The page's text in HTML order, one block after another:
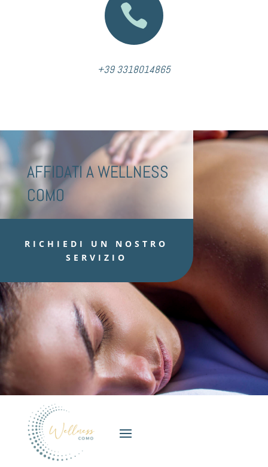

+39 3318014865
AFFIDATI A WELLNESS
COMO
RICHIEDI UN NOSTRO
SERVIZIO